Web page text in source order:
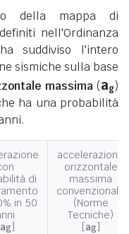
della mappa di
nell'Ordinanza
suddiviso l'intero
sismiche sulla base
massima (ag)
ha una probabilità
di
in 50
ag]
accelerazione
orizzontale
massima
convenzionale
(Norme
Tecniche)
[ag]